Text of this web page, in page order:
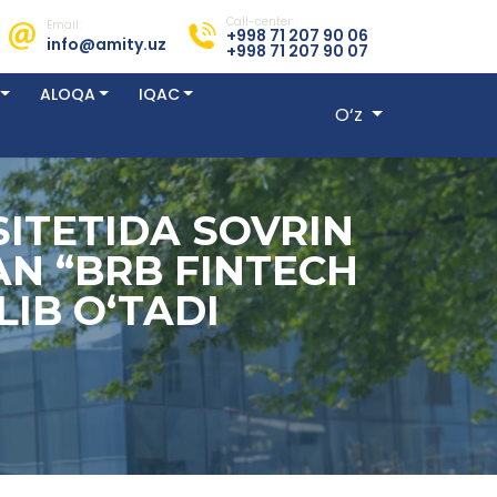
Email:
info@amity.uz
Call-center:
+998 71 207 90 06
+998 71 207 90 07
ALOQA
IQAC
O‘z
SOVRIN
“BRB FINTECH
O‘TADI